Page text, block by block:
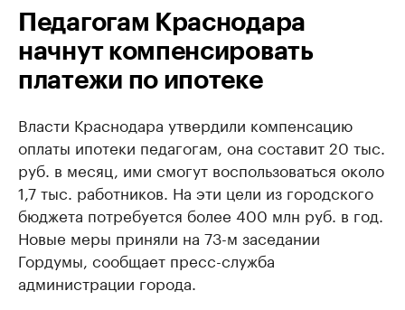
Педагогам Краснодара
начнут компенсировать
платежи по ипотеке
Власти Краснодара утвердили компенсацию
оплаты ипотеки педагогам, она составит 20 тыс.
руб. в месяц, ими смогут воспользоваться около
1,7 тыс. работников. На эти цели из городского
бюджета потребуется более 400 млн руб. в год.
Новые меры приняли на 73-м заседании
Гордумы, сообщает пресс-служба
администрации города.